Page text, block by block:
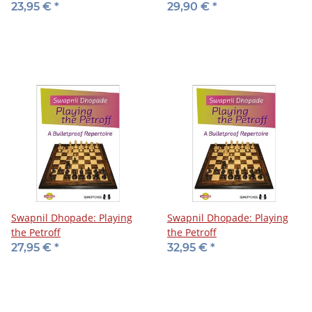
Black
23,95 € * the Petroff - DVD
29,90 € *
Swapnil Dhopade: Playing
the Petroff
27,95 € *
Swapnil Dhopade: Playing
the Petroff
32,95 € *